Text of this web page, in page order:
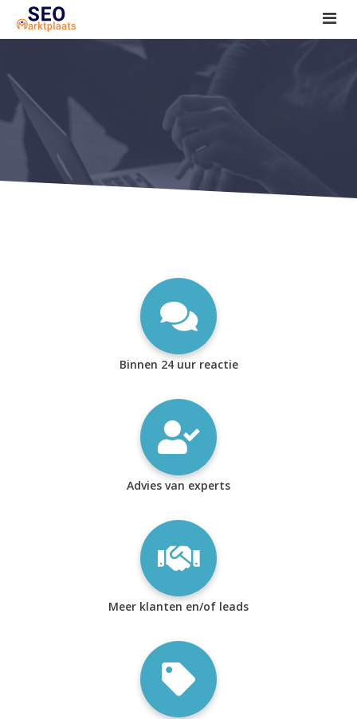
SEO tools reviews
Marketeer bij jou in de buurt?
Offerte
1. Seo voor beginners +
2. Onderzoeken +
Binnen 24 uur reactie
Advies van experts
Meer klanten en/of leads